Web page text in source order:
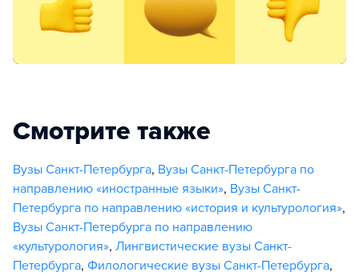
Смотрите также
Вузы Санкт-Петербурга, Вузы Санкт-Петербурга по
направлению «иностранные языки», Вузы Санкт-
Петербурга по направлению «история и культурология»,
Вузы Санкт-Петербурга по направлению
«культурология», Лингвистические вузы Санкт-
Петербурга, Филологические вузы Санкт-Петербурга,